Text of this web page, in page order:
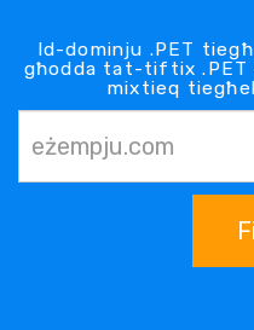
Id-dominju .PET
għodda tat-tiftix .PET
mixtieq